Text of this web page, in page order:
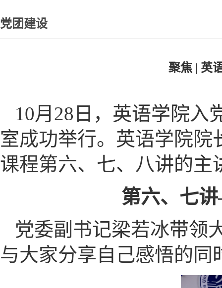
党团建设
聚焦 | 英
10月28日，英语学院入
室成功举行。英语学院
课程第六、七、八讲的主
第六、七
党委副书记梁若冰带领
与大家分享自己感悟的